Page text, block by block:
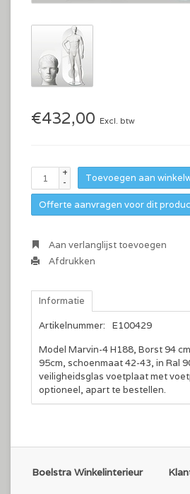
€432,00 Excl. btw
+
-
Toevoegen aan
Offerte aanvragen voor dit
Aan verlanglijst toevoegen
Afdrukken
Informatie
Artikelnummer:
E100429
Model Marvin-4 H188, Borst 94
95cm, schoenmaat 42-43, in Ral
veiligheidsglas voetplaat met
optioneel, apart te bestellen.
Boelstra Winkelinterieur